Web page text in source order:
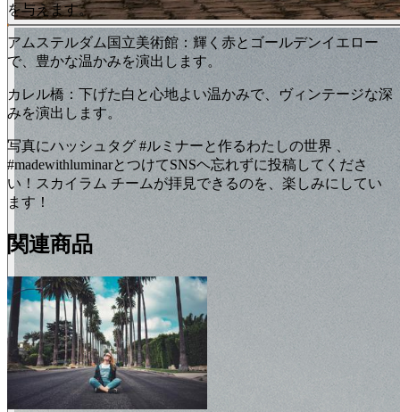
を与えます。
アムステルダム国立美術館：輝く赤とゴールデンイエロー
で、豊かな温かみを演出します。
カレル橋：下げた白と心地よい温かみで、ヴィンテージな深
みを演出します。
写真にハッシュタグ #ルミナーと作るわたしの世界 、
#madewithluminarとつけてSNSヘ忘れずに投稿してくださ
い！スカイラム チームが拝見できるのを、楽しみにしてい
ます！
関連商品